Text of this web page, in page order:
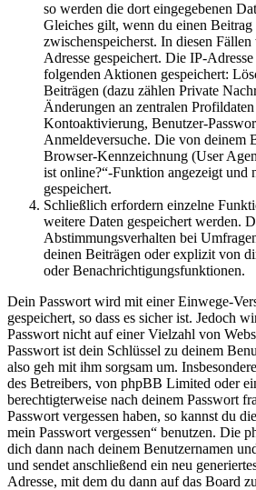
so werden die dort eingegebenen
Gleiches gilt, wenn du einen
zwischenspeicherst. In diesen
Adresse gespeichert. Die IP-
folgenden Aktionen gespeichert:
Beiträgen (dazu zählen Private
Änderungen an zentralen
Kontoaktivierung, Benutzer-
Anmeldeversuche. Die von deinem
Browser-Kennzeichnung (User
ist online?“-Funktion angezeigt und
gespeichert.
Schließlich erfordern einzelne
weitere Daten gespeichert werden.
Abstimmungsverhalten bei
deinen Beiträgen oder explizit von
oder Benachrichtigungsfunktionen.
Dein Passwort wird mit einer Einwege-
gespeichert, so dass es sicher ist. Jedoch
Passwort nicht auf einer Vielzahl von
Passwort ist dein Schlüssel zu deinem
also geh mit ihm sorgsam um.
des Betreibers, von phpBB Limited oder
berechtigterweise nach deinem Passwort
Passwort vergessen haben, so kannst du
mein Passwort vergessen“ benutzen. Die
dich dann nach deinem Benutzernamen
und sendet anschließend ein neu
Adresse, mit dem du dann auf das Board